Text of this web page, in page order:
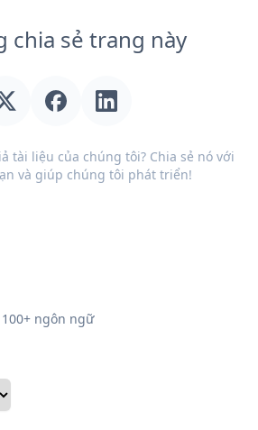
chia sẻ trang này
tài liệu của chúng tôi? Chia sẻ nó với
và giúp chúng tôi phát triển!
ngôn ngữ